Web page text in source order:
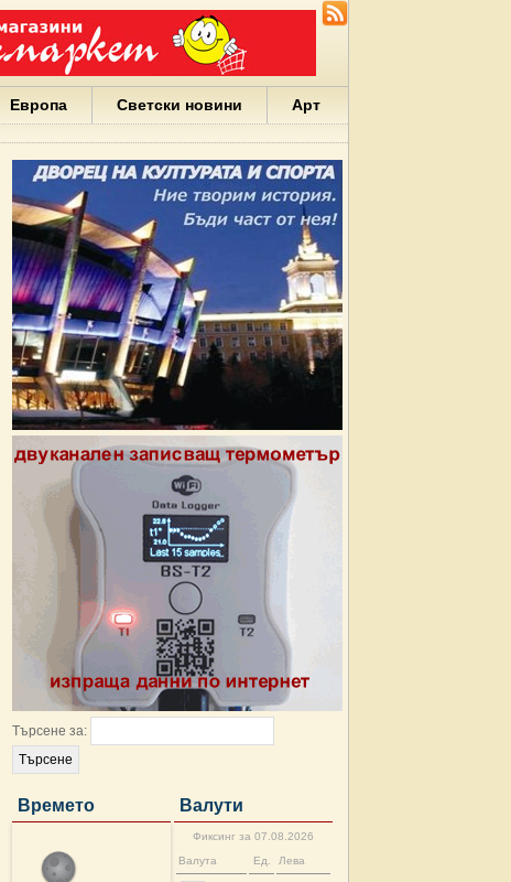
Европа Светски новини Арт
Търсене за:
Времето Валути
Фиксинг за 07.08.2026
Валута
Ед. Лева